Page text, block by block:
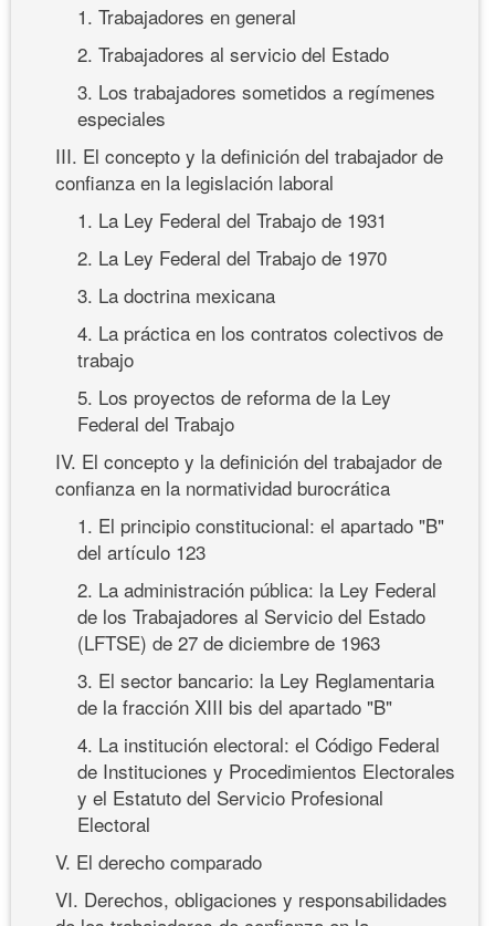
1. Trabajadores en general
2. Trabajadores al servicio del Estado
3. Los trabajadores sometidos a regímenes
especiales
III. El concepto y la definición del trabajador de
confianza en la legislación laboral
1. La Ley Federal del Trabajo de 1931
2. La Ley Federal del Trabajo de 1970
3. La doctrina mexicana
4. La práctica en los contratos colectivos de
trabajo
5. Los proyectos de reforma de la Ley
Federal del Trabajo
IV. El concepto y la definición del trabajador de
confianza en la normatividad burocrática
1. El principio constitucional: el apartado "B"
del artículo 123
2. La administración pública: la Ley Federal
de los Trabajadores al Servicio del Estado
(LFTSE) de 27 de diciembre de 1963
3. El sector bancario: la Ley Reglamentaria
de la fracción XIII bis del apartado "B"
4. La institución electoral: el Código Federal
de Instituciones y Procedimientos Electorales
y el Estatuto del Servicio Profesional
Electoral
V. El derecho comparado
VI. Derechos, obligaciones y responsabilidades